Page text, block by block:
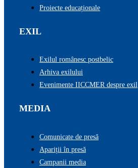
Proiecte educaționale
EXIL
Exilul românesc postbelic
Arhiva exilului
Evenimente IICCMER despre exil
MEDIA
Comunicate de presă
Apariții în presă
Campanii media